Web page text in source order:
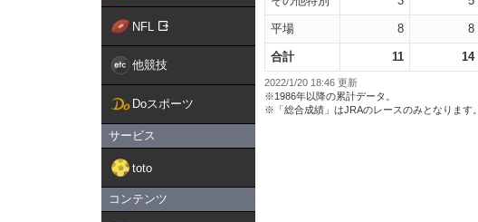
NFL
他競技
Doスポーツ
サービス
toto
コンテンツ
平場 8 8
合計 11 14
2022/1/20 18:46 更新
※1986年以降の累計データ。
※「総合成績」はJRAのレースのみとなります。